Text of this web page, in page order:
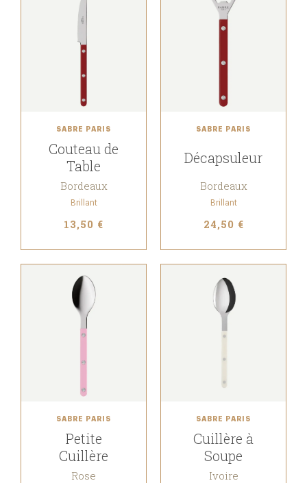
SABRE PARIS
Couteau de
Table
Bordeaux
Brillant
13,50 €
SABRE PARIS
Décapsuleur
Bordeaux
Brillant
24,50 €
SABRE PARIS
Petite
Cuillère
Rose
SABRE PARIS
Cuillère à
Soupe
Ivoire